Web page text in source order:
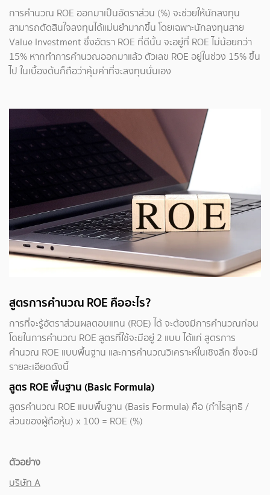
การคำนวณ ROE ออกมาเป็นอัตราส่วน (%) จะช่วยให้นักลงทุน
สามารถตัดสินใจลงทุนได้แม่นยำมากขึ้น โดยเฉพาะนักลงทุนสาย
Value Investment ซึ่งอัตรา ROE ที่ดีนั้น จะอยู่ที่ ROE ไม่น้อยกว่า
15% หากทำการคำนวณออกมาแล้ว ตัวเลข ROE อยู่ในช่วง 15% ขึ้น
ไป ในเบื้องต้นก็ถือว่าคุ้มค่าที่จะลงทุนนั่นเอง
สูตรการคำนวณ ROE คืออะไร?
การที่จะรู้อัตราส่วนผลตอบแทน (ROE) ได้ จะต้องมีการคำนวณก่อน
โดยในการคำนวณ ROE สูตรที่ใช้จะมีอยู่ 2 แบบ ได้แก่ สูตรการ
คำนวณ ROE แบบพื้นฐาน และการคำนวณวิเคราะห์ในเชิงลึก ซึ่งจะมี
รายละเอียดดังนี้
สูตร ROE พื้นฐาน (Basic Formula)
สูตรคำนวณ ROE แบบพื้นฐาน (Basis Formula) คือ (กำไรสุทธิ /
ส่วนของผู้ถือหุ้น) x 100 = ROE (%)
ตัวอย่าง
บริษัท A